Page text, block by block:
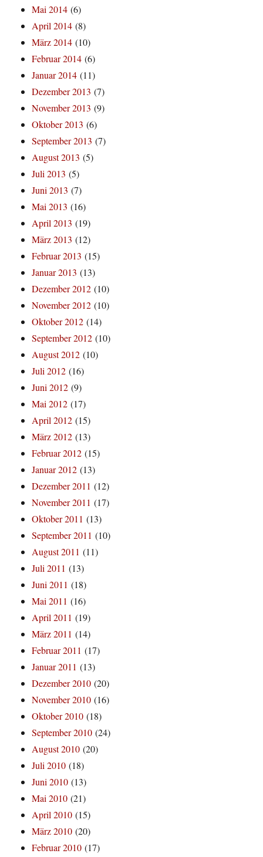
Mai 2014 (6)
April 2014 (8)
März 2014 (10)
Februar 2014 (6)
Januar 2014 (11)
Dezember 2013 (7)
November 2013 (9)
Oktober 2013 (6)
September 2013 (7)
August 2013 (5)
Juli 2013 (5)
Juni 2013 (7)
Mai 2013 (16)
April 2013 (19)
März 2013 (12)
Februar 2013 (15)
Januar 2013 (13)
Dezember 2012 (10)
November 2012 (10)
Oktober 2012 (14)
September 2012 (10)
August 2012 (10)
Juli 2012 (16)
Juni 2012 (9)
Mai 2012 (17)
April 2012 (15)
März 2012 (13)
Februar 2012 (15)
Januar 2012 (13)
Dezember 2011 (12)
November 2011 (17)
Oktober 2011 (13)
September 2011 (10)
August 2011 (11)
Juli 2011 (13)
Juni 2011 (18)
Mai 2011 (16)
April 2011 (19)
März 2011 (14)
Februar 2011 (17)
Januar 2011 (13)
Dezember 2010 (20)
November 2010 (16)
Oktober 2010 (18)
September 2010 (24)
August 2010 (20)
Juli 2010 (18)
Juni 2010 (13)
Mai 2010 (21)
April 2010 (15)
März 2010 (20)
Februar 2010 (17)